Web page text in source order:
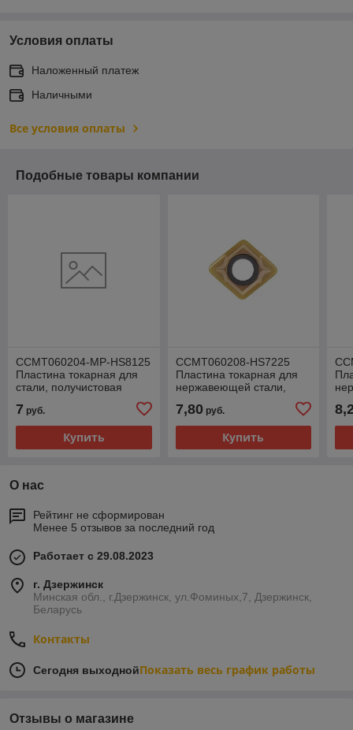
Условия оплаты
Наложенный платеж
Наличными
Все условия оплаты
Подобные товары компании
CCMT060204-MP-HS8125
Пластина токарная для
стали, получистовая
7 руб.
Купить
CCMT060208-HS7225
Пластина токарная для
нержавеющей стали,
получистовая обработка
7,80руб.
Купить
О нас
Рейтинг не сформирован
Менее 5 отзывов за последний год
Работает с 29.08.2023
г. Дзержинск
Минская обл., г.Дзержинск, ул.Фоминых,7, Дзержинск,
Беларусь
Контакты
Сегодня выходнойПоказать весь график работы
Отзывы о магазине